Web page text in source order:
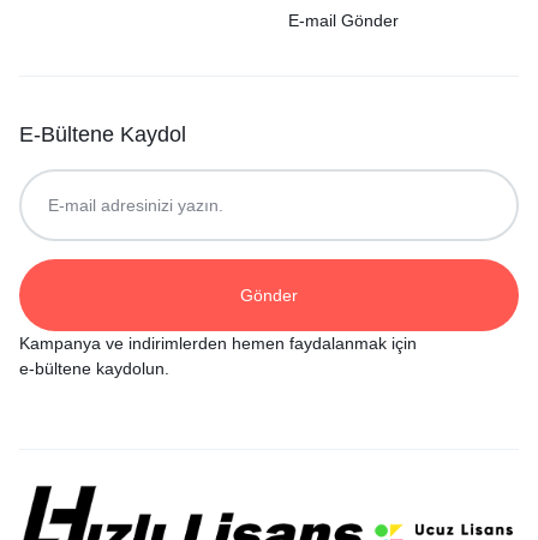
E-mail Gönder
E-Bültene Kaydol
Kampanya ve indirimlerden hemen faydalanmak için
e-bültene kaydolun.